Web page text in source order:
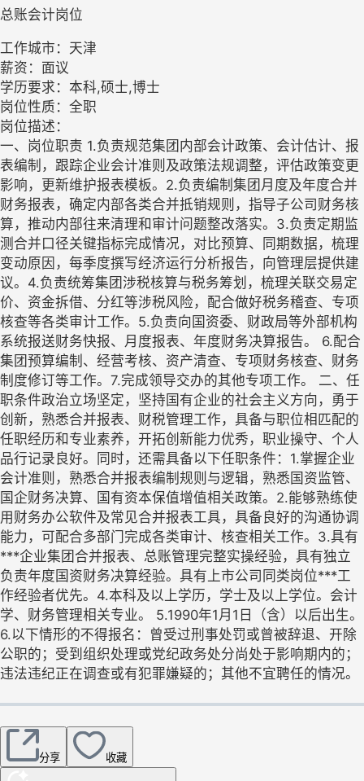
总账会计岗位
工作城市：天津
薪资：面议
学历要求：本科,硕士,博士
岗位性质：全职
岗位描述：
一、岗位职责 1.负责规范集团内部会计政策、会计估计、报
表编制，跟踪企业会计准则及政策法规调整，评估政策变更
影响，更新维护报表模板。2.负责编制集团月度及年度合并
财务报表，确定内部各类合并抵销规则，指导子公司财务核
算，推动内部往来清理和审计问题整改落实。3.负责定期监
测合并口径关键指标完成情况，对比预算、同期数据，梳理
变动原因，每季度撰写经济运行分析报告，向管理层提供建
议。4.负责统筹集团涉税核算与税务筹划，梳理关联交易定
价、资金拆借、分红等涉税风险，配合做好税务稽查、专项
核查等各类审计工作。5.负责向国资委、财政局等外部机构
系统报送财务快报、月度报表、年度财务决算报告。 6.配合
集团预算编制、经营考核、资产清查、专项财务核查、财务
制度修订等工作。7.完成领导交办的其他专项工作。 二、任
职条件政治立场坚定，坚持国有企业的社会主义方向，勇于
创新，熟悉合并报表、财税管理工作，具备与职位相匹配的
任职经历和专业素养，开拓创新能力优秀，职业操守、个人
品行记录良好。同时，还需具备以下任职条件：1.掌握企业
会计准则，熟悉合并报表编制规则与逻辑，熟悉国资监管、
国企财务决算、国有资本保值增值相关政策。2.能够熟练使
用财务办公软件及常见合并报表工具，具备良好的沟通协调
能力，可配合多部门完成各类审计、核查相关工作。3.具有
***企业集团合并报表、总账管理完整实操经验，具有独立
负责年度国资财务决算经验。具有上市公司同类岗位***工
作经验者优先。4.本科及以上学历，学士及以上学位。会计
学、财务管理相关专业。 5.1990年1月1日（含）以后出生。
6.以下情形的不得报名：曾受过刑事处罚或曾被辞退、开除
公职的；受到组织处理或党纪政务处分尚处于影响期内的；
违法违纪正在调查或有犯罪嫌疑的；其他不宜聘任的情况。
分享 收藏